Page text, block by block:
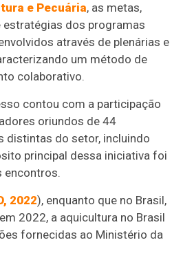
e Pecuária, as metas,
estratégias dos programas
através de plenárias e
um método de
colaborativo.
contou com a participação
oriundos de 44
distintas do setor, incluindo
principal dessa iniciativa foi
encontros.
2022), enquanto que no Brasil,
2022, a aquicultura no Brasil
fornecidas ao Ministério da